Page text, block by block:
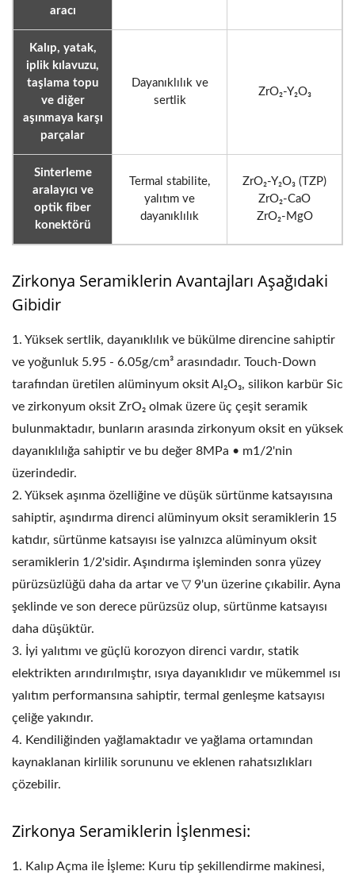
aracı
Kalıp, yatak,
iplik kılavuzu,
taşlama topu
ve diğer
aşınmaya karşı
parçalar
Dayanıklılık ve
sertlik
ZrO₂-Y₂O₃
Sinterleme
aralayıcı ve
optik fiber
konektörü
Termal stabilite,
yalıtım ve
dayanıklılık
ZrO₂-Y₂O₃ (TZP)
ZrO₂-CaO
ZrO₂-MgO
Zirkonya Seramiklerin Avantajları Aşağıdaki
Gibidir
1. Yüksek sertlik, dayanıklılık ve bükülme direncine sahiptir
ve yoğunluk 5.95 - 6.05g/cm³ arasındadır. Touch-Down
tarafından üretilen alüminyum oksit Al₂O₃, silikon karbür Sic
ve zirkonyum oksit ZrO₂ olmak üzere üç çeşit seramik
bulunmaktadır, bunların arasında zirkonyum oksit en yüksek
dayanıklılığa sahiptir ve bu değer 8MPa • m1/2'nin
üzerindedir.
2. Yüksek aşınma özelliğine ve düşük sürtünme katsayısına
sahiptir, aşındırma direnci alüminyum oksit seramiklerin 15
katıdır, sürtünme katsayısı ise yalnızca alüminyum oksit
seramiklerin 1/2'sidir. Aşındırma işleminden sonra yüzey
pürüzsüzlüğü daha da artar ve ▽ 9'un üzerine çıkabilir. Ayna
şeklinde ve son derece pürüzsüz olup, sürtünme katsayısı
daha düşüktür.
3. İyi yalıtımı ve güçlü korozyon direnci vardır, statik
elektrikten arındırılmıştır, ısıya dayanıklıdır ve mükemmel ısı
yalıtım performansına sahiptir, termal genleşme katsayısı
çeliğe yakındır.
4. Kendiliğinden yağlamaktadır ve yağlama ortamından
kaynaklanan kirlilik sorununu ve eklenen rahatsızlıkları
çözebilir.
Zirkonya Seramiklerin İşlenmesi:
1. Kalıp Açma ile İşleme: Kuru tip şekillendirme makinesi,